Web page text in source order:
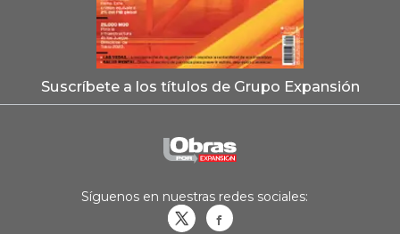
Suscríbete a los títulos de Grupo Expansión
Síguenos en nuestras redes sociales: